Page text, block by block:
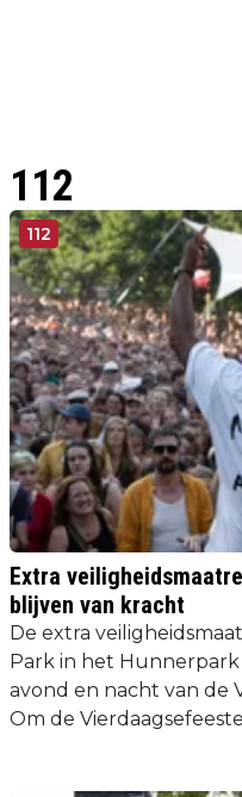
112
112
Extra
blijven van kracht
De extra veiligheidsmaatregelen voor Matrixx at the
Park in het Hunnerpark blijven ook tijdens de laatste
avond en nacht van de
Om de